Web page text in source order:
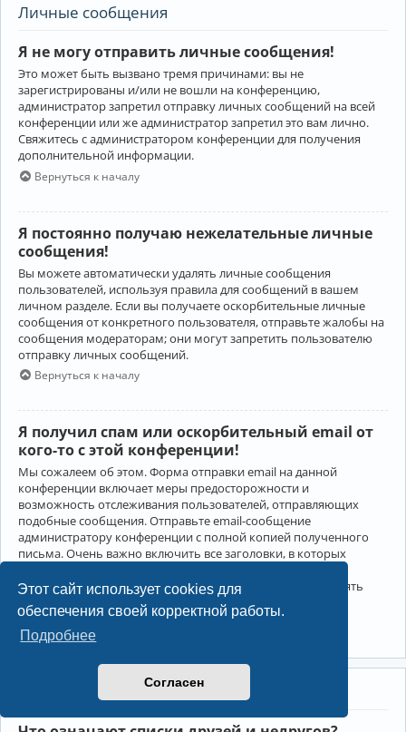
Этот сайт использует cookies для
обеспечения своей корректной работы.
Подробнее
Согласен
Личные сообщения
Я не могу отправить личные сообщения!
Это может быть вызвано тремя причинами: вы не
зарегистрированы и/или не вошли на конференцию,
администратор запретил отправку личных сообщений на всей
конференции или же администратор запретил это вам лично.
Свяжитесь с администратором конференции для получения
дополнительной информации.
Вернуться к началу
Я постоянно получаю нежелательные личные
сообщения!
Вы можете автоматически удалять личные сообщения
пользователей, используя правила для сообщений в вашем
личном разделе. Если вы получаете оскорбительные личные
сообщения от конкретного пользователя, отправьте жалобы на
сообщения модераторам; они могут запретить пользователю
отправку личных сообщений.
Вернуться к началу
Я получил спам или оскорбительный email от
кого-то с этой конференции!
Мы сожалеем об этом. Форма отправки email на данной
конференции включает меры предосторожности и
возможность отслеживания пользователей, отправляющих
подобные сообщения. Отправьте email-сообщение
администратору конференции с полной копией полученного
письма. Очень важно включить все заголовки, в которых
Администратор конференции сможет в этом случае принять
меры.
Друзья и недруги